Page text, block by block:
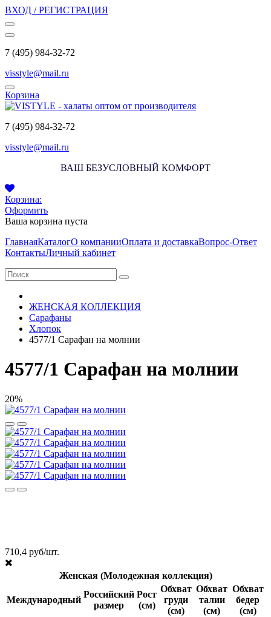
ВХОД / РЕГИСТРАЦИЯ
7 (495) 984-32-72
visstyle@mail.ru
Корзина
7 (495) 984-32-72
visstyle@mail.ru
ВАШ БЕЗУСЛОВНЫЙ КОМФОРТ
Корзина:
Оформить
Ваша корзина пуста
ГлавнаяКаталогО компанииОплата и доставкаВопрос-Ответ
КонтактыЛичный кабинет
ЖЕНСКАЯ КОЛЛЕКЦИЯ
Сарафаны
Хлопок
4577/1 Сарафан на молнии
4577/1 Сарафан на молнии
20%
710,4 руб/шт.
Женская (Молодежная коллекция)
Международный
Российский
размер
Рост
(см)
Обхват
груди
(см)
Обхват
талии
(см)
Обхват
бедер
(см)